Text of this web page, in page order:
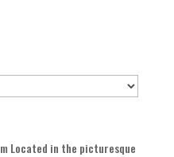
Located in the picturesque